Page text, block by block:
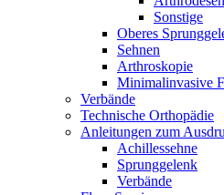
Sonstige
Oberes
Sehnen
Arthroskopie
Minimalinvasive
Verbände
Technische Orthopädie
Anleitungen zum
Achillessehne
Sprunggelenk
Verbände